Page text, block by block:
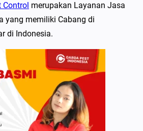
Control merupakan Layanan Jasa
yang memiliki Cabang di
di Indonesia.